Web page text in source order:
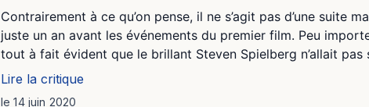
Contrairement à ce qu’on pense, il ne s’agit pas d’une suite
juste un an avant les événements du premier film. Peu
tout à fait évident que le brillant Steven Spielberg n’allait pas
Lire la critique
le 14 juin 2020